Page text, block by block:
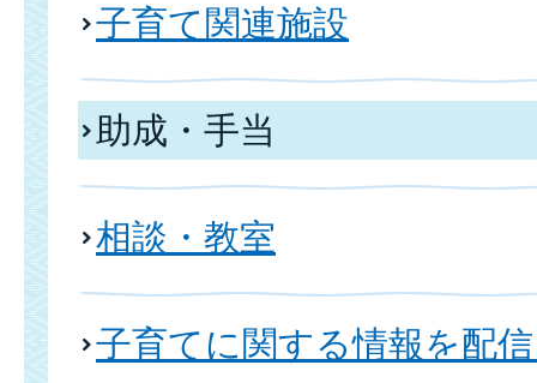
子育て関連施設
助成・手当
相談・教室
子育てに関する情報を配